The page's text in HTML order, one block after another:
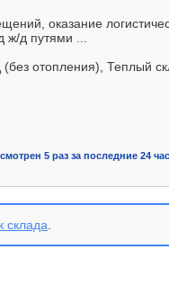
оказание
ж/д путями ...
отопления), Теплый
5 раз за последние 24
склада